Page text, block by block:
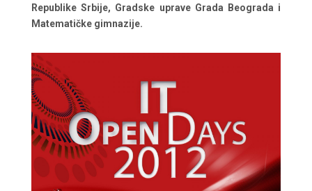
Republike Srbije, Gradske uprave Grada Beograda i
Matematičke gimnazije.